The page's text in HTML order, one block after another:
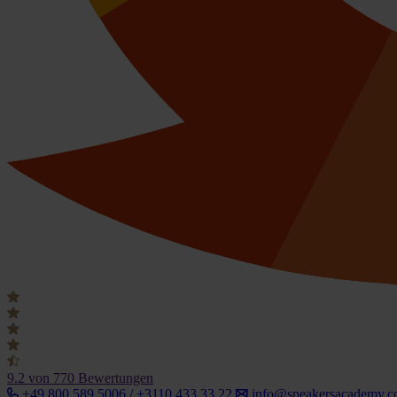
9.2 von 770 Bewertungen
+49 800 589 5006 / +3110 433 33 22